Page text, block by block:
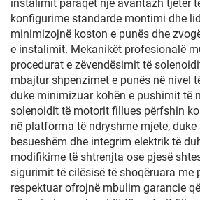
instalimit paraqet një avantazh tjetër
konfigurime standarde montimi dhe
minimizojnë koston e punës dhe
e instalimit. Mekanikët profesionalë
procedurat e zëvendësimit të
mbajtur shpenzimet e punës në nivel
duke minimizuar kohën e pushimit të
solenoidit të motorit fillues përfshin
në platforma të ndryshme mjete,
besueshëm dhe integrim elektrik të
modifikime të shtrenjta ose pjesë
sigurimit të cilësisë të shoqëruara me
respektuar ofrojnë mbulim garancie